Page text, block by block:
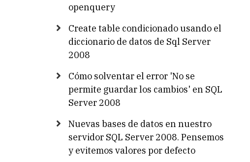
openquery
Create table condicionado usando el
diccionario de datos de Sql Server
2008
Cómo solventar el error 'No se
permite guardar los cambios' en SQL
Server 2008
Nuevas bases de datos en nuestro
servidor SQL Server 2008. Pensemos
y evitemos valores por defecto